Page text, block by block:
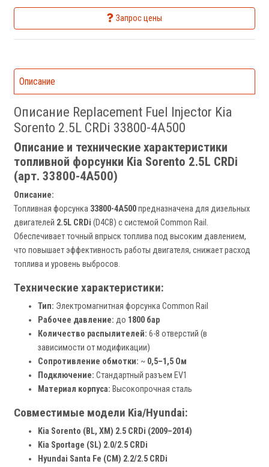
Запрос цены
Описание
Описание Replacement Fuel Injector Kia
Sorento 2.5L CRDi 33800-4A500
Описание и технические характеристики
топливной форсунки Kia Sorento 2.5L CRDi
(арт. 33800-4A500)
Описание:
Топливная форсунка 33800-4A500предназначена для дизельных
двигателей 2.5L CRDi (D4CB) с системой Common Rail.
Обеспечивает точный впрыск топлива под высоким давлением,
что повышает эффективность работы двигателя, снижает расход
топлива и уровень выбросов.
Технические характеристики:
Тип: Электромагнитная форсунка Common Rail
Рабочее давление: до 1800 бар
Количество распылителей: 6-8 отверстий (в
зависимости от модификации)
Сопротивление обмотки: ~ 0,5–1,5 Ом
Подключение: Стандартный разъем EV1
Материал корпуса: Высокопрочная сталь
Совместимые модели Kia/Hyundai:
Kia Sorento (BL, XM) 2.5 CRDi (2009–2014)
Kia Sportage (SL) 2.0/2.5 CRDi
Hyundai Santa Fe (CM) 2.2/2.5 CRDi